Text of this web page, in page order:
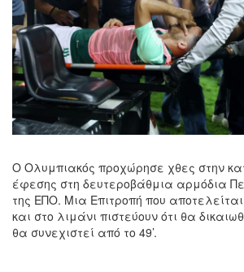
O Ολυμπιακός προχώρησε χθες στην
έφεσης στη δευτεροβάθμια αρμόδια
της ΕΠΟ. Μια Επιτροπή που
και στο λιμάνι πιστεύουν ότι θα
θα συνεχιστεί από το 49’.